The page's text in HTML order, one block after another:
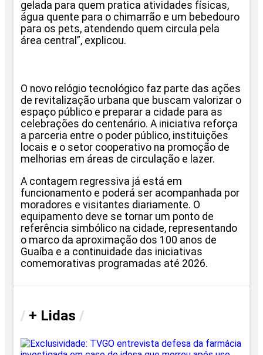
gelada para quem pratica atividades físicas,
água quente para o chimarrão e um bebedouro
para os pets, atendendo quem circula pela
área central”, explicou.
O novo relógio tecnológico faz parte das ações
de revitalização urbana que buscam valorizar o
espaço público e preparar a cidade para as
celebrações do centenário. A iniciativa reforça
a parceria entre o poder público, instituições
locais e o setor cooperativo na promoção de
melhorias em áreas de circulação e lazer.
A contagem regressiva já está em
funcionamento e poderá ser acompanhada por
moradores e visitantes diariamente. O
equipamento deve se tornar um ponto de
referência simbólico na cidade, representando
o marco da aproximação dos 100 anos de
Guaíba e a continuidade das iniciativas
comemorativas programadas até 2026.
/ + Lidas /